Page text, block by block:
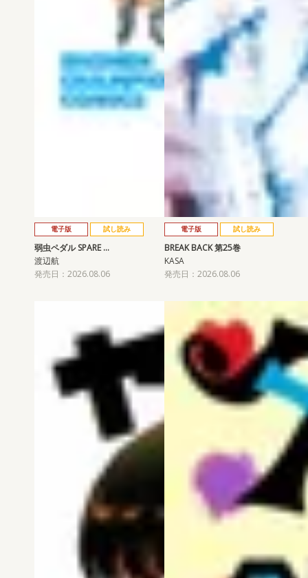
電子版 試し読み
弱虫ペダル SPARE …
渡辺航
発売日：2026.08.06
電子版 試し読み
BREAK BACK 第25巻
KASA
発売日：2026.08.06